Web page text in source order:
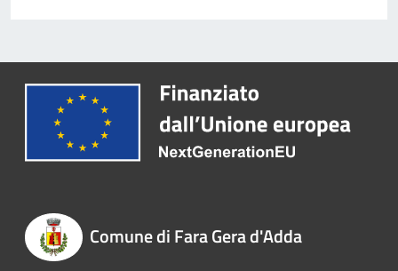
Comune di Fara Gera d'Adda